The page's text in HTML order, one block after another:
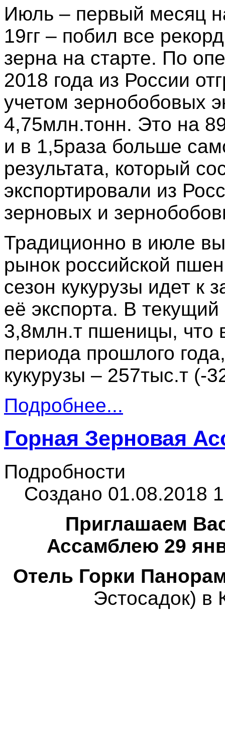
Июль – первый месяц
19гг – побил все
зерна на старте. По
2018 года из России
учетом зернобобовых
4,75млн.тонн. Это на
и в 1,5раза больше
результата, который
экспортировали из
зерновых и
Традиционно в июле
рынок российской
сезон кукурузы идет к
её экспорта. В
3,8млн.т пшеницы, что
периода прошлого
кукурузы – 257тыс.т (-
Подробнее...
Горная Зерновая
Подробности
Создано 01.08.2018
Приглашаем
Ассамблею 29
Отель Горки
Эстосадок) в